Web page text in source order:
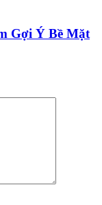
Gợi Ý Bề Mặt